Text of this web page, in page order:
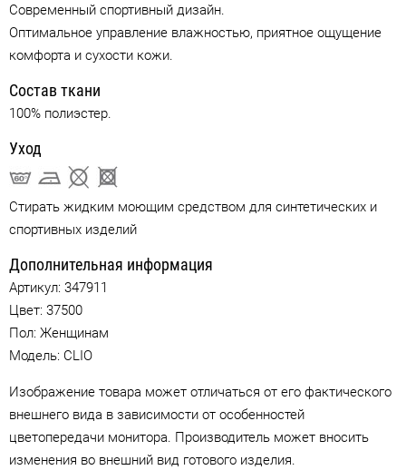
Современный спортивный дизайн.
Оптимальное управление влажностью, приятное ощущение
комфорта и сухости кожи.
Состав ткани
100% полиэстер.
Уход
Стирать жидким моющим средством для синтетических и
спортивных изделий
Дополнительная информация
Артикул: 347911
Цвет: 37500
Пол: Женщинам
Модель: CLIO
Изображение товара может отличаться от его фактического
внешнего вида в зависимости от особенностей
цветопередачи монитора. Производитель может вносить
изменения во внешний вид готового изделия.